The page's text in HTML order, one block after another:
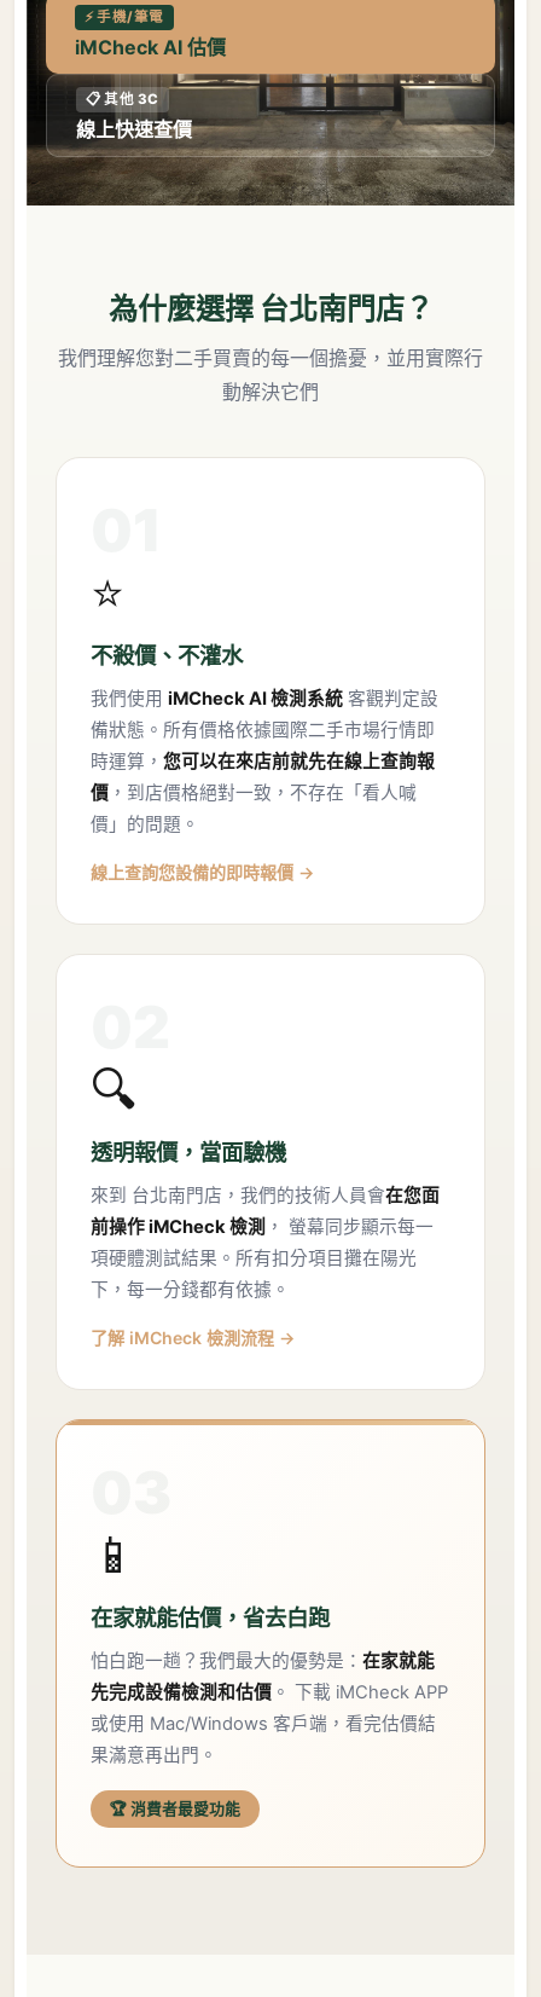
⚡ 手機/筆電
iMCheck AI 估價
📋 其他 3C
線上快速查價
為什麼選擇 台北南門店？
我們理解您對二手買賣的每一個擔憂，並用實際行
動解決它們
⭐
不殺價、不灌水
我們使用 iMCheck AI 檢測系統 客觀判定設
備狀態。所有價格依據國際二手市場行情即
時運算， 您可以在來店前就先在線上查詢報
價 ，到店價格絕對一致，不存在「看人喊
價」的問題。
線上查詢您設備的即時報價 →
🔍
透明報價，當面驗機
來到 台北南門店，我們的技術人員會在您面
前操作 iMCheck 檢測 ， 螢幕同步顯示每一
項硬體測試結果。所有扣分項目攤在陽光
下，每一分錢都有依據。
了解 iMCheck 檢測流程 →
📱
在家就能估價，省去白跑
怕白跑一趟？我們最大的優勢是： 在家就能
先完成設備檢測和估價 。 下載 iMCheck APP
或使用 Mac/Windows 客戶端，看完估價結
果滿意再出門。
🏆 消費者最愛功能